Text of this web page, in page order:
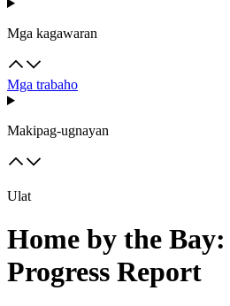
Mga kagawaran
Mga trabaho
Makipag-ugnayan
Ulat
Home by the Bay:
Progress Report